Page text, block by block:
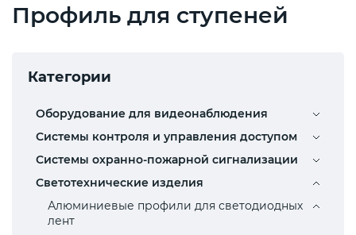
Профиль для ступеней
Категории
Оборудование для видеонаблюдения
Системы контроля и управления доступом
Системы охранно-пожарной сигнализации
Светотехнические изделия
Алюминиевые профили для светодиодных
лент